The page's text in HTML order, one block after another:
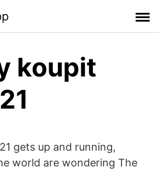
koupit
gets up and running,
world are wondering The